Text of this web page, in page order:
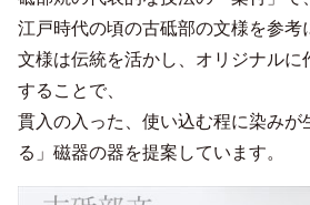
江戸時代の頃の古砥部の文様を参考
文様は伝統を活かし、オリジナルに
することで、
貫入の入った、使い込む程に染みが
る」磁器の器を提案しています。